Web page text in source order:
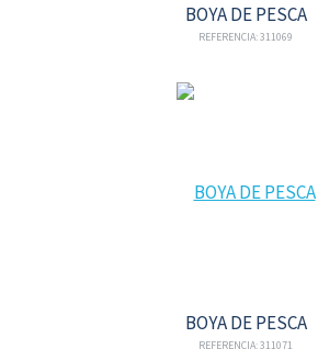
BOYA DE PESCA
REFERENCIA: 311069
BOYA DE PESCA
REFERENCIA: 311071